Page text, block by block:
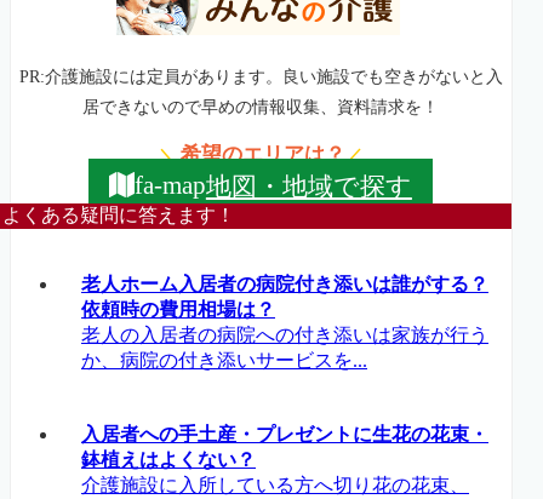
PR:介護施設には定員があります。良い施設でも空きがないと入
居できないので早めの情報収集、資料請求を！
＼希望のエリアは？／
fa-map地図・地域で探す
よくある疑問に答えます！
老人ホーム入居者の病院付き添いは誰がする？
依頼時の費用相場は？
老人の入居者の病院への付き添いは家族が行う
か、病院の付き添いサービスを...
入居者への手土産・プレゼントに生花の花束・
鉢植えはよくない？
介護施設に入所している方へ切り花の花束、